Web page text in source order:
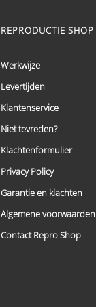
REPRODUCTIE SHOP
Werkwijze
Levertijden
Klantenservice
Niet tevreden?
Klachtenformulier
Privacy Policy
Garantie en klachten
Algemene voorwaarden
Contact Repro Shop